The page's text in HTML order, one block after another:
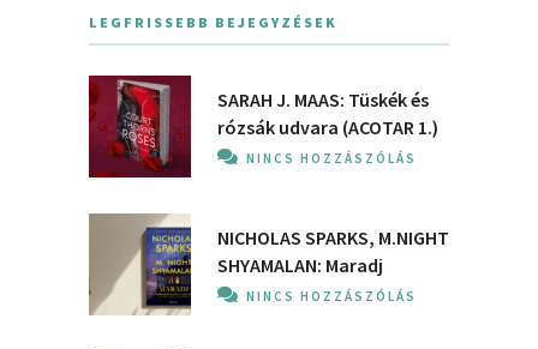
LEGFRISSEBB BEJEGYZÉSEK
SARAH J. MAAS: Tüskék és
rózsák udvara (ACOTAR 1.)
NINCS HOZZÁSZÓLÁS
NICHOLAS SPARKS, M.NIGHT
SHYAMALAN: Maradj
NINCS HOZZÁSZÓLÁS